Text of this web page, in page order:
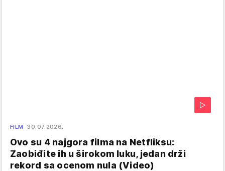
FILM 30.07.2026.
Ovo su 4 najgora filma na Netfliksu:
Zaobiđite ih u širokom luku, jedan drži
rekord sa ocenom nula (Video)